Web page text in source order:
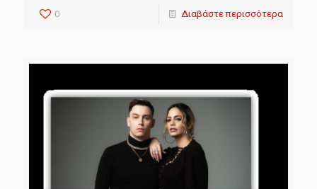
0 Διαβάστε περισσότερα